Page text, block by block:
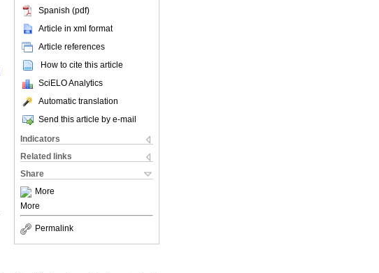
Spanish (pdf)
Article in xml format
Article references
How to cite this article
SciELO Analytics
Automatic translation
Send this article by e-mail
Indicators
Related links
Share
More
More
Permalink